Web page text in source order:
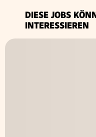
DIESE JOBS
INTERESSIEREN